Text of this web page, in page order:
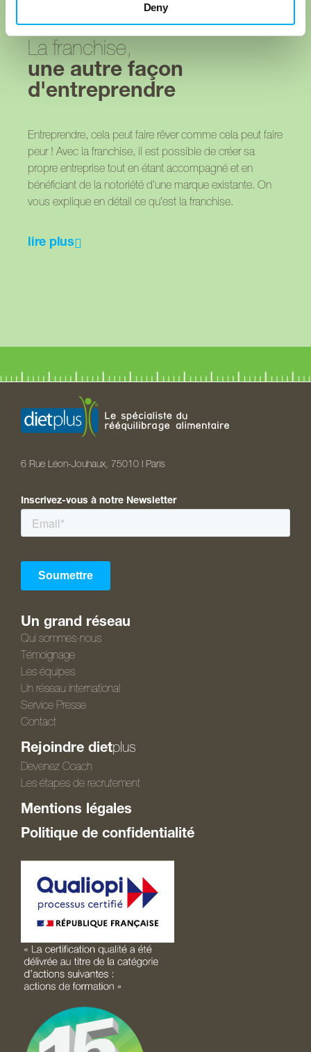
Deny
La franchise,
une autre façon
d'entreprendre
Entreprendre, cela peut faire rêver comme cela peut faire
peur ! Avec la franchise, il est possible de créer sa
propre entreprise tout en étant accompagné et en
bénéficiant de la notoriété d’une marque existante. On
vous explique en détail ce qu’est la franchise.
lire plus
6 Rue Léon-Jouhaux, 75010 I Paris
Inscrivez-vous à notre Newsletter
Un grand réseau
Qui sommes-nous
Témoignage
Les équipes
Un réseau international
Service Presse
Contact
Rejoindre dietplus
Devenez Coach
Les étapes de recrutement
Mentions légales
Politique de confidentialité